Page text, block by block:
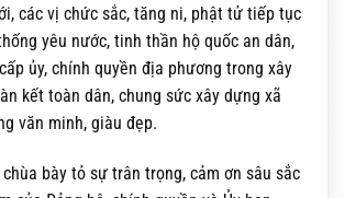
các vị chức sắc, tăng ni, phật tử tiếp tục
yêu nước, tinh thần hộ quốc an dân,
ủy, chính quyền địa phương trong xây
kết toàn dân, chung sức xây dựng xã
văn minh, giàu đẹp.
bày tỏ sự trân trọng, cảm ơn sâu sắc